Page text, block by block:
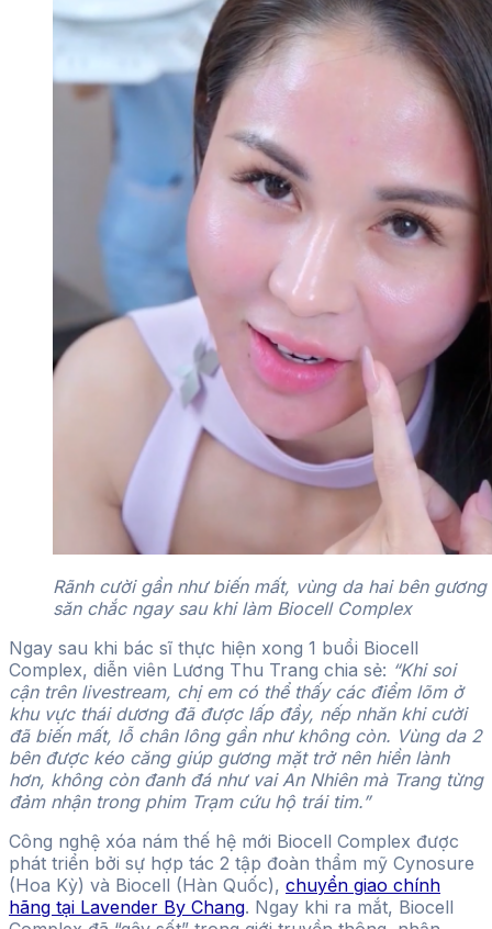
Rãnh cười gần như biến mất, vùng da hai bên
săn chắc ngay sau khi làm Biocell Complex
Ngay sau khi bác sĩ thực hiện xong 1 buổi Biocell
Complex, diễn viên Lương Thu Trang chia sẻ: “Khi soi
cận trên livestream, chị em có thể thấy các điểm lõm ở
khu vực thái dương đã được lấp đầy, nếp nhăn khi cười
đã biến mất, lỗ chân lông gần như không còn. Vùng da 2
bên được kéo căng giúp gương mặt trở nên hiền lành
hơn, không còn đanh đá như vai An Nhiên mà Trang từng
đảm nhận trong phim Trạm cứu hộ trái tim.”
Công nghệ xóa nám thế hệ mới Biocell Complex được
phát triển bởi sự hợp tác 2 tập đoàn thẩm mỹ Cynosure
(Hoa Kỳ) và Biocell (Hàn Quốc), chuyển giao chính
hãng tại Lavender By Chang. Ngay khi ra mắt, Biocell